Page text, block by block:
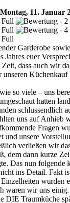
Montag, 11. Januar
Garderobe
Jahres euer
dass auch wir
unseren
so viele – uns
hatten
schlussendlich
uns auf Anhieb
Fragen
und unsere
verließen wir
dem dann kurze
Das nun folgende
ins Detail. Fakt
wurden
waren wir uns
DIE Traumküche